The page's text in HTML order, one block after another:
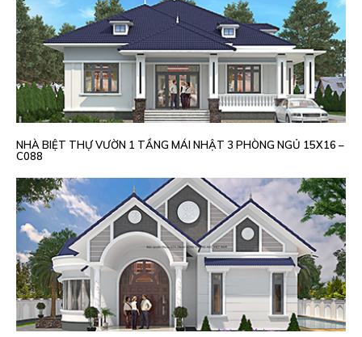
NHÀ BIỆT THỰ VƯỜN 1 TẦNG MÁI NHẬT 3 PHÒNG NGỦ 15X16 –
C088